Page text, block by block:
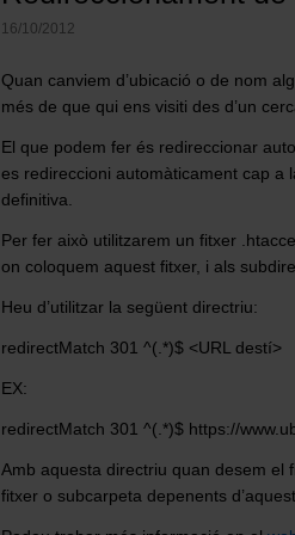
16/10/2012
Quan canviem d’ubicació o de nom
més de que qui ens visiti des d’un
El que podem fer és redireccionar
es redireccioni automàticament cap a
definitiva.
Per fer això utilitzarem un fitxer
on coloquem aquest fitxer, i als
Heu d’utilitzar la següent directriu:
redirectMatch 301 ^(.*)$ <URL destí>
EX:
redirectMatch 301 ^(.*)$ https://
Amb aquesta directriu quan desem el
fitxer o subcarpeta depenents